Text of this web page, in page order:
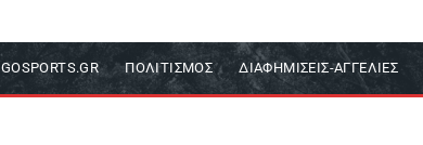
GOSPORTS.GR ΠΟΛΙΤΙΣΜΌΣ ΔΙΑΦΗΜΊΣΕΙΣ-ΑΓΓΕΛΊΕΣ